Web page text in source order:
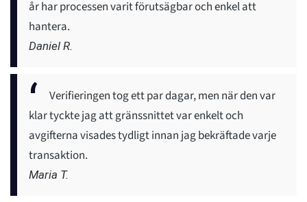
år har processen varit förutsägbar och enkel att
hantera.
Daniel R.
Verifieringen tog ett par dagar, men när den var
klar tyckte jag att gränssnittet var enkelt och
avgifterna visades tydligt innan jag bekräftade varje
transaktion.
Maria T.